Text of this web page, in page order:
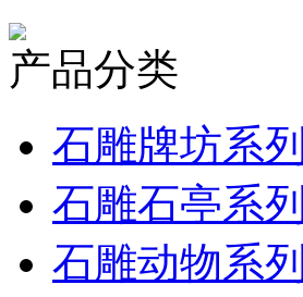
产品分类
石雕牌坊系列
石雕石亭系列
石雕动物系列